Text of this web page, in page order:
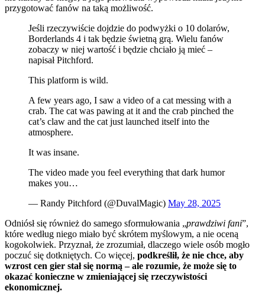
przygotować fanów na taką możliwość.
Jeśli rzeczywiście dojdzie do podwyżki o 10 dolarów,
Borderlands 4 i tak będzie świetną grą. Wielu fanów
zobaczy w niej wartość i będzie chciało ją mieć –
napisał Pitchford.
This platform is wild.
A few years ago, I saw a video of a cat messing with a
crab. The cat was pawing at it and the crab pinched the
cat’s claw and the cat just launched itself into the
atmosphere.
It was insane.
The video made you feel everything that dark humor
makes you…
— Randy Pitchford (@DuvalMagic) May 28, 2025
Odniósł się również do samego sformułowania „prawdziwi fani”,
które według niego miało być skrótem myślowym, a nie oceną
kogokolwiek. Przyznał, że zrozumiał, dlaczego wiele osób mogło
poczuć się dotkniętych. Co więcej, podkreślił, że nie chce, aby
wzrost cen gier stał się normą – ale rozumie, że może się to
okazać konieczne w zmieniającej się rzeczywistości
ekonomicznej.